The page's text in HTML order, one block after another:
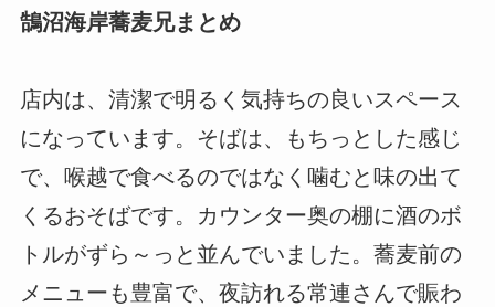
鵠沼海岸蕎麦兄まとめ
店内は、清潔で明るく気持ちの良いスペース
になっています。そばは、もちっとした感じ
で、喉越で食べるのではなく噛むと味の出て
くるおそばです。カウンター奥の棚に酒のボ
トルがずら～っと並んでいました。蕎麦前の
メニューも豊富で、夜訪れる常連さんで賑わ